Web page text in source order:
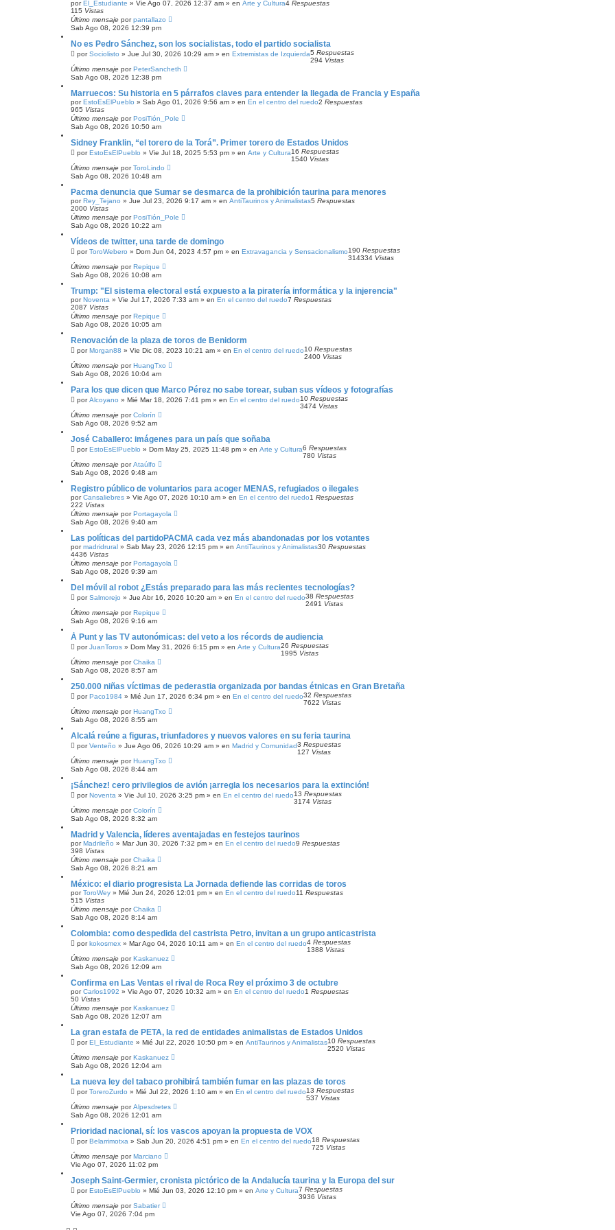
A
N
Z
A
A
porEl_Estudiante » Vie Ago 07, 2026 12:37 am » en Arte y Cultura4 Respuestas
115 Vistas
Último mensaje porpantallazo
Sab Ago 08, 2026 12:39 pm
No es Pedro Sánchez, son los socialistas, todo el partido socialista
porSociolisto » Jue Jul 30, 2026 10:29 am » en Extremistas de Izquierda5 Respuestas
294 Vistas
Último mensaje porPeterSancheth
Sab Ago 08, 2026 12:38 pm
Marruecos: Su historia en 5 párrafos claves para entender la llegada de Francia y España
porEstoEsElPueblo » Sab Ago 01, 2026 9:56 am » en En el centro del ruedo2 Respuestas
965 Vistas
Último mensaje porPosiTión_Pole
Sab Ago 08, 2026 10:50 am
Sidney Franklin, “el torero de la Torá”. Primer torero de Estados Unidos
porEstoEsElPueblo » Vie Jul 18, 2025 5:53 pm » en Arte y Cultura16 Respuestas
1540 Vistas
Último mensaje porToroLindo
Sab Ago 08, 2026 10:48 am
Pacma denuncia que Sumar se desmarca de la prohibición taurina para menores
porRey_Tejano » Jue Jul 23, 2026 9:17 am » en AntiTaurinos y Animalistas5 Respuestas
2000 Vistas
Último mensaje porPosiTión_Pole
Sab Ago 08, 2026 10:22 am
Vídeos de twitter, una tarde de domingo
porToroWebero » Dom Jun 04, 2023 4:57 pm » en Extravagancia y Sensacionalismo190 Respuestas
314334 Vistas
Último mensaje porRepique
Sab Ago 08, 2026 10:08 am
Trump: "El sistema electoral está expuesto a la piratería informática y la injerencia"
porNoventa » Vie Jul 17, 2026 7:33 am » en En el centro del ruedo7 Respuestas
2087 Vistas
Último mensaje porRepique
Sab Ago 08, 2026 10:05 am
Renovación de la plaza de toros de Benidorm
porMorgan88 » Vie Dic 08, 2023 10:21 am » en En el centro del ruedo10 Respuestas
2400 Vistas
Último mensaje porHuangTxo
Sab Ago 08, 2026 10:04 am
Para los que dicen que Marco Pérez no sabe torear, suban sus vídeos y fotografías
porAlcoyano » Mié Mar 18, 2026 7:41 pm » en En el centro del ruedo10 Respuestas
3474 Vistas
Último mensaje porColorín
Sab Ago 08, 2026 9:52 am
José Caballero: imágenes para un país que soñaba
porEstoEsElPueblo » Dom May 25, 2025 11:48 pm » en Arte y Cultura6 Respuestas
780 Vistas
Último mensaje porAtaúlfo
Sab Ago 08, 2026 9:48 am
Registro público de voluntarios para acoger MENAS, refugiados o ilegales
porCansaliebres » Vie Ago 07, 2026 10:10 am » en En el centro del ruedo1 Respuestas
222 Vistas
Último mensaje porPortagayola
Sab Ago 08, 2026 9:40 am
Las políticas del partidoPACMA cada vez más abandonadas por los votantes
pormadridrural » Sab May 23, 2026 12:15 pm » en AntiTaurinos y Animalistas30 Respuestas
4436 Vistas
Último mensaje porPortagayola
Sab Ago 08, 2026 9:39 am
Del móvil al robot ¿Estás preparado para las más recientes tecnologías?
porSalmorejo » Jue Abr 16, 2026 10:20 am » en En el centro del ruedo38 Respuestas
2491 Vistas
Último mensaje porRepique
Sab Ago 08, 2026 9:16 am
À Punt y las TV autonómicas: del veto a los récords de audiencia
porJuanToros » Dom May 31, 2026 6:15 pm » en Arte y Cultura26 Respuestas
1995 Vistas
Último mensaje porChaika
Sab Ago 08, 2026 8:57 am
250.000 niñas víctimas de pederastia organizada por bandas étnicas en Gran Bretaña
porPaco1984 » Mié Jun 17, 2026 6:34 pm » en En el centro del ruedo32 Respuestas
7622 Vistas
Último mensaje porHuangTxo
Sab Ago 08, 2026 8:55 am
Alcalá reúne a figuras, triunfadores y nuevos valores en su feria taurina
porVenteño » Jue Ago 06, 2026 10:29 am » en Madrid y Comunidad3 Respuestas
127 Vistas
Último mensaje porHuangTxo
Sab Ago 08, 2026 8:44 am
¡Sánchez! cero privilegios de avión ¡arregla los necesarios para la extinción!
porNoventa » Vie Jul 10, 2026 3:25 pm » en En el centro del ruedo13 Respuestas
3174 Vistas
Último mensaje porColorín
Sab Ago 08, 2026 8:32 am
Madrid y Valencia, líderes aventajadas en festejos taurinos
porMadrileño » Mar Jun 30, 2026 7:32 pm » en En el centro del ruedo9 Respuestas
398 Vistas
Último mensaje porChaika
Sab Ago 08, 2026 8:21 am
México: el diario progresista La Jornada defiende las corridas de toros
porToroWey » Mié Jun 24, 2026 12:01 pm » en En el centro del ruedo11 Respuestas
515 Vistas
Último mensaje porChaika
Sab Ago 08, 2026 8:14 am
Colombia: como despedida del castrista Petro, invitan a un grupo anticastrista
porkokosmex » Mar Ago 04, 2026 10:11 am » en En el centro del ruedo4 Respuestas
1388 Vistas
Último mensaje porKaskanuez
Sab Ago 08, 2026 12:09 am
Confirma en Las Ventas el rival de Roca Rey el próximo 3 de octubre
porCarlos1992 » Vie Ago 07, 2026 10:32 am » en En el centro del ruedo1 Respuestas
50 Vistas
Último mensaje porKaskanuez
Sab Ago 08, 2026 12:07 am
La gran estafa de PETA, la red de entidades animalistas de Estados Unidos
porEl_Estudiante » Mié Jul 22, 2026 10:50 pm » en AntiTaurinos y Animalistas10 Respuestas
2520 Vistas
Último mensaje porKaskanuez
Sab Ago 08, 2026 12:04 am
La nueva ley del tabaco prohibirá también fumar en las plazas de toros
porToreroZurdo » Mié Jul 22, 2026 1:10 am » en En el centro del ruedo13 Respuestas
537 Vistas
Último mensaje porAlpesdretes
Sab Ago 08, 2026 12:01 am
Prioridad nacional, sí: los vascos apoyan la propuesta de VOX
porBelarrimotxa » Sab Jun 20, 2026 4:51 pm » en En el centro del ruedo18 Respuestas
725 Vistas
Último mensaje porMarciano
Vie Ago 07, 2026 11:02 pm
Joseph Saint-Germier, cronista pictórico de la Andalucía taurina y la Europa del sur
porEstoEsElPueblo » Mié Jun 03, 2026 12:10 pm » en Arte y Cultura7 Respuestas
3936 Vistas
Último mensaje porSabatier
Vie Ago 07, 2026 7:04 pm